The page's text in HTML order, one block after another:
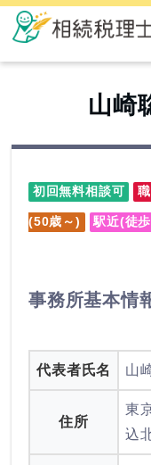
山崎
初回無料相談可
(50歳～) 駅近(徒
事務所基本情
代表者氏名 山
住所
東
込